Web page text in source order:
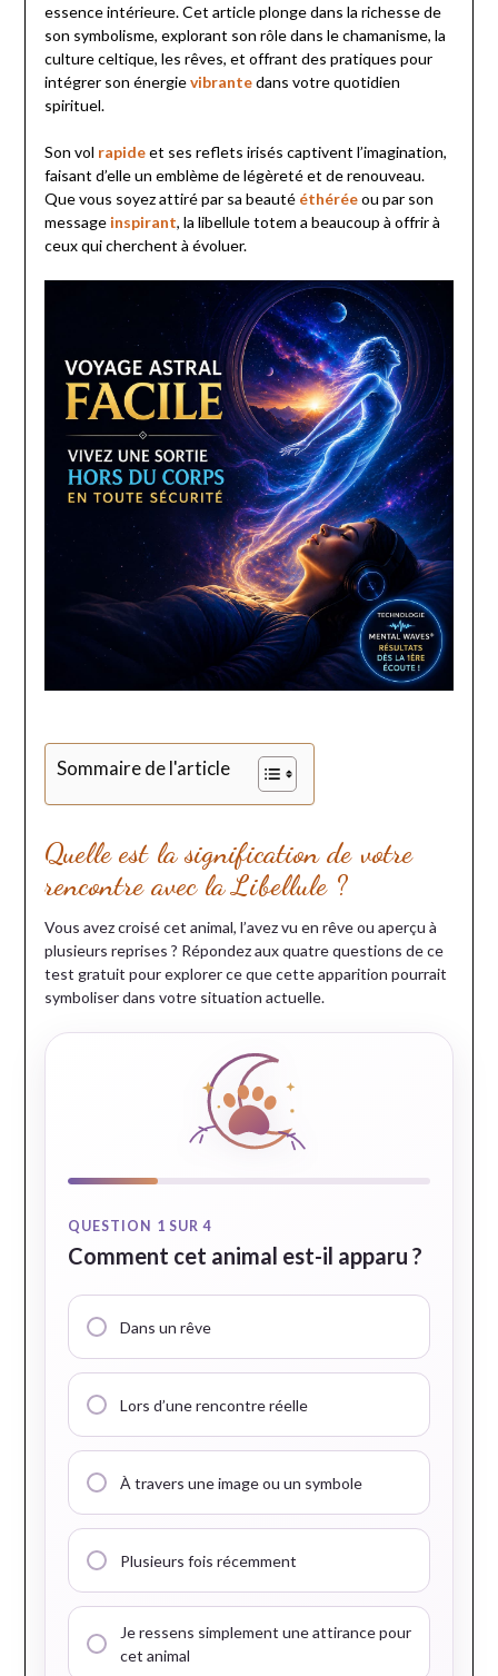
essence intérieure. Cet article plonge dans la richesse de
son symbolisme, explorant son rôle dans le chamanisme, la
culture celtique, les rêves, et offrant des pratiques pour
intégrer son énergievibrantedans votre quotidien
spirituel.
Son vol rapideet ses reflets irisés captivent l’imagination,
faisant d’elle un emblème de légèreté et de renouveau.
Que vous soyez attiré par sa beauté éthéréeou par son
message inspirant, la libellule totem a beaucoup à offrir à
ceux qui cherchent à évoluer.
Sommaire de l'article
Quelle est la signification de votre
rencontre avec la Libellule ?
Vous avez croisé cet animal, l’avez vu en rêve ou aperçu à
plusieurs reprises ? Répondez aux quatre questions de ce
test gratuit pour explorer ce que cette apparition pourrait
symboliser dans votre situation actuelle.
QUESTION 1 SUR 4
Comment cet animal est-il apparu ?
Dans un rêve
Lors d’une rencontre réelle
À travers une image ou un symbole
Plusieurs fois récemment
Je ressens simplement une attirance pour
cet animal